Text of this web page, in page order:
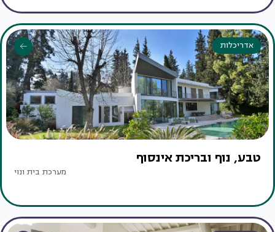
אדריכלות
טבע, נוף ובריכת אינסוף
מערכת בית ונוי